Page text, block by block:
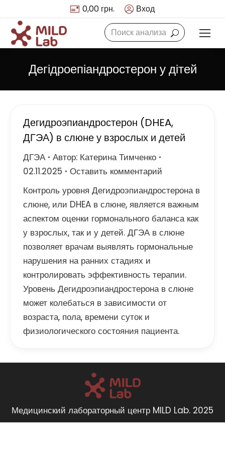
0,00 грн. Вход
Search:
Дегідроепіандростерон у дітей
Дегидроэпиандростерон (DHEA,
ДГЭА) в слюне у взрослых и детей
ДГЭА Автор: Катерина Тимченко
02.11.2025
Оставить комментарий
Контроль уровня Дегидроэпиандростерона в
слюне, или DHEA в слюне, является важным
аспектом оценки гормонального баланса как
у взрослых, так и у детей. ДГЭА в слюне
позволяет врачам выявлять гормональные
нарушения на ранних стадиях и
контролировать эффективность терапии.
Уровень Дегидроэпиандростерона в слюне
может колебаться в зависимости от
возраста, пола, времени суток и
физиологического состояния пациента.
Медицинский лабораторный центр MILD Lab. 2025